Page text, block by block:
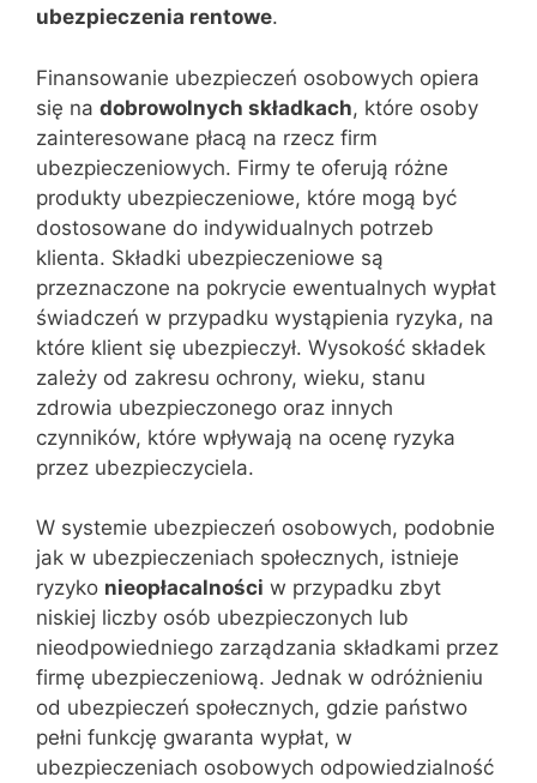
ubezpieczenia rentowe.
Finansowanie ubezpieczeń osobowych opiera
się na dobrowolnych składkach, które osoby
zainteresowane płacą na rzecz firm
ubezpieczeniowych. Firmy te oferują różne
produkty ubezpieczeniowe, które mogą być
dostosowane do indywidualnych potrzeb
klienta. Składki ubezpieczeniowe są
przeznaczone na pokrycie ewentualnych wypłat
świadczeń w przypadku wystąpienia ryzyka, na
które klient się ubezpieczył. Wysokość składek
zależy od zakresu ochrony, wieku, stanu
zdrowia ubezpieczonego oraz innych
czynników, które wpływają na ocenę ryzyka
przez ubezpieczyciela.
W systemie ubezpieczeń osobowych, podobnie
jak w ubezpieczeniach społecznych, istnieje
ryzyko nieopłacalności w przypadku zbyt
niskiej liczby osób ubezpieczonych lub
nieodpowiedniego zarządzania składkami przez
firmę ubezpieczeniową. Jednak w odróżnieniu
od ubezpieczeń społecznych, gdzie państwo
pełni funkcję gwaranta wypłat, w
ubezpieczeniach osobowych odpowiedzialność